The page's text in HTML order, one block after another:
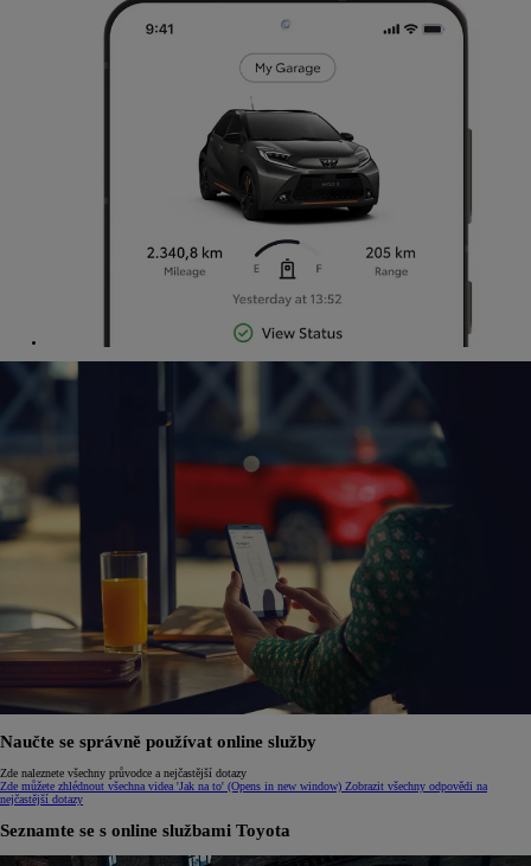
Naučte se správně používat online služby
Zde naleznete všechny průvodce a nejčastější dotazy
Zde můžete zhlédnout všechna videa 'Jak na to' (Opens in new window) Zobrazit všechny odpovědi na
nejčastější dotazy
Seznamte se s online službami Toyota